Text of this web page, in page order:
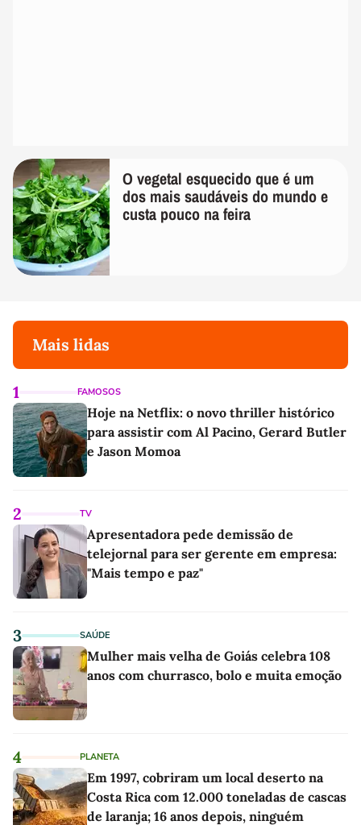
O vegetal esquecido que é um
dos mais saudáveis do mundo e
custa pouco na feira
Mais lidas
1 FAMOSOS
Hoje na Netflix: o novo thriller histórico
para assistir com Al Pacino, Gerard Butler
e Jason Momoa
2 TV
Apresentadora pede demissão de
telejornal para ser gerente em empresa:
"Mais tempo e paz"
3 SAÚDE
Mulher mais velha de Goiás celebra 108
anos com churrasco, bolo e muita emoção
4 PLANETA
Em 1997, cobriram um local deserto na
Costa Rica com 12.000 toneladas de cascas
de laranja; 16 anos depois, ninguém